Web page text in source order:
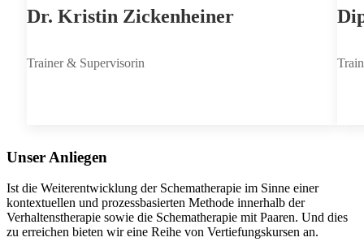
Dr. Kristin Zickenheiner
Trainer & Supervisorin
Unser Anliegen
Ist die Weiterentwicklung der Schematherapie im Sinne einer
kontextuellen und prozessbasierten Methode innerhalb der
Verhaltenstherapie sowie die Schematherapie mit Paaren. Und dies
zu erreichen bieten wir eine Reihe von Vertiefungskursen an.